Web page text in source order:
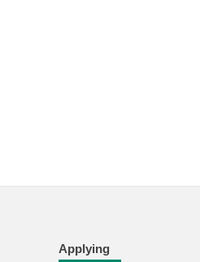
Applying